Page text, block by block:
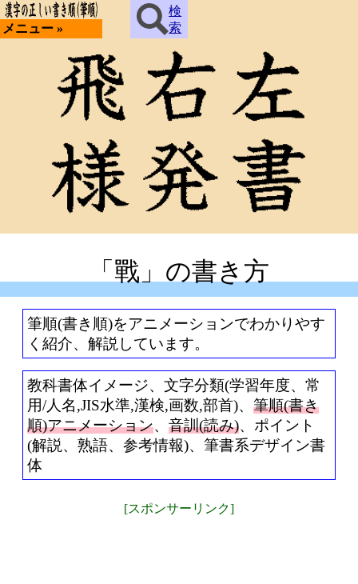
メニュー »
検
索
「戰」の書き方
筆順(書き順)をアニメーションでわかりやす
く紹介、解説しています。
教科書体イメージ、文字分類(学習年度、常
用/人名,JIS水準,漢検,画数,部首)、 筆順(書き
順)アニメーション、 音訓(読み)、ポイント
(解説、熟語、参考情報)、筆書系デザイン書
体
[スポンサーリンク]